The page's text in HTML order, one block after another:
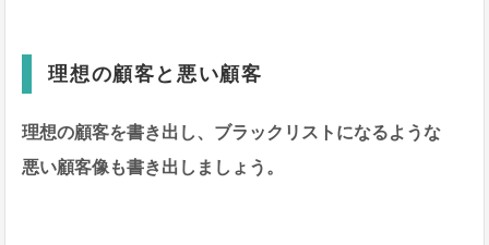
理想の顧客と悪い顧客
理想の顧客を書き出し、ブラックリストになるような
悪い顧客像も書き出しましょう。